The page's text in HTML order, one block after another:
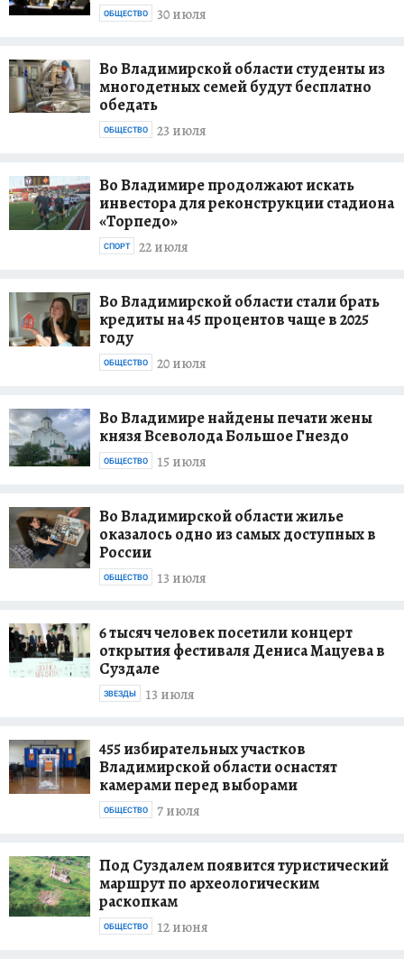
30 июля
ОБЩЕСТВО
Во Владимирской области студенты из
многодетных семей будут бесплатно
обедать
23 июля
ОБЩЕСТВО
Во Владимире продолжают искать
инвестора для реконструкции стадиона
«Торпедо»
22 июля
СПОРТ
Во Владимирской области стали брать
кредиты на 45 процентов чаще в 2025
году
20 июля
ОБЩЕСТВО
Во Владимире найдены печати жены
князя Всеволода Большое Гнездо
15 июля
ОБЩЕСТВО
Во Владимирской области жилье
оказалось одно из самых доступных в
России
13 июля
ОБЩЕСТВО
6 тысяч человек посетили концерт
открытия фестиваля Дениса Мацуева в
Суздале
13 июля
ЗВЕЗДЫ
455 избирательных участков
Владимирской области оснастят
камерами перед выборами
7 июля
ОБЩЕСТВО
Под Суздалем появится туристический
маршрут по археологическим
раскопкам
12 июня
ОБЩЕСТВО